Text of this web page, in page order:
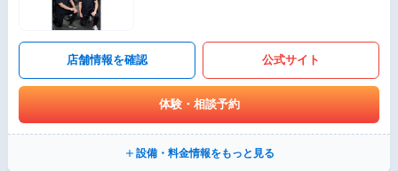
店舗情報を確認 公式サイト
体験・相談予約
設備・料金情報をもっと見る